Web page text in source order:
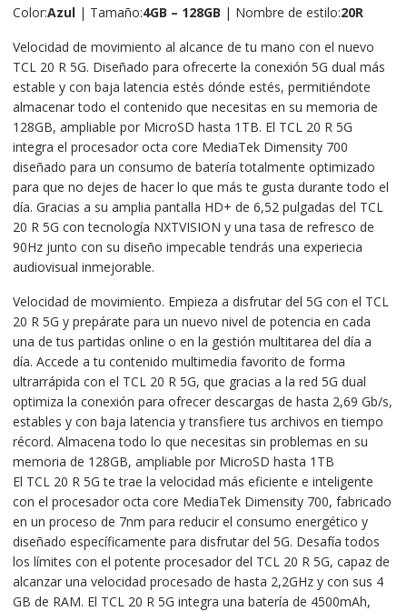
Color:Azul| Tamaño:4GB – 128GB | Nombre de estilo:20R
Velocidad de movimiento al alcance de tu mano con el nuevo
TCL 20 R 5G. Diseñado para ofrecerte la conexión 5G dual más
estable y con baja latencia estés dónde estés, permitiéndote
almacenar todo el contenido que necesitas en su memoria de
128GB, ampliable por MicroSD hasta 1TB. El TCL 20 R 5G
integra el procesador octa core MediaTek Dimensity 700
diseñado para un consumo de batería totalmente optimizado
para que no dejes de hacer lo que más te gusta durante todo el
día. Gracias a su amplia pantalla HD+ de 6,52 pulgadas del TCL
20 R 5G con tecnología NXTVISION y una tasa de refresco de
90Hz junto con su diseño impecable tendrás una experiecia
audiovisual inmejorable.
Velocidad de movimiento. Empieza a disfrutar del 5G con el TCL
20 R 5G y prepárate para un nuevo nivel de potencia en cada
una de tus partidas online o en la gestión multitarea del día a
día. Accede a tu contenido multimedia favorito de forma
ultrarrápida con el TCL 20 R 5G, que gracias a la red 5G dual
optimiza la conexión para ofrecer descargas de hasta 2,69 Gb/s,
estables y con baja latencia y transfiere tus archivos en tiempo
récord. Almacena todo lo que necesitas sin problemas en su
memoria de 128GB, ampliable por MicroSD hasta 1TB
El TCL 20 R 5G te trae la velocidad más eficiente e inteligente
con el procesador octa core MediaTek Dimensity 700, fabricado
en un proceso de 7nm para reducir el consumo energético y
diseñado específicamente para disfrutar del 5G. Desafía todos
los límites con el potente procesador del TCL 20 R 5G, capaz de
alcanzar una velocidad procesado de hasta 2,2GHz y con sus 4
GB de RAM. El TCL 20 R 5G integra una batería de 4500mAh,